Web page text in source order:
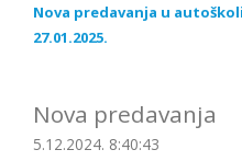
Nova predavanja u
27.01.2025.
Nova predavanja
5.12.2024. 8:40:43